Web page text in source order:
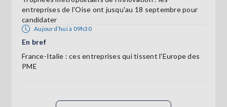
entreprises de l'Oise ont jusqu'au 18 septembre pour
candidater
Aujourd’hui à 09h30
En bref
France-Italie : ces entreprises qui tissent l'Europe des
PME